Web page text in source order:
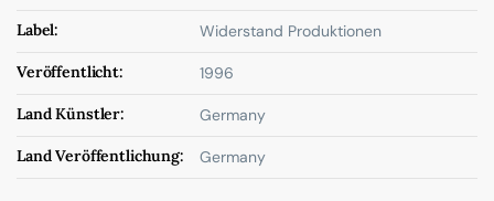
Label: Widerstand Produktionen
Veröffentlicht: 1996
Land Künstler: Germany
Land Veröffentlichung: Germany